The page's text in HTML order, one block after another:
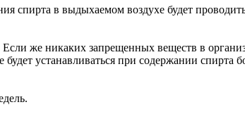
спирта в выдыхаемом воздухе будет
же никаких запрещенных веществ в
устанавливаться при содержании спирта